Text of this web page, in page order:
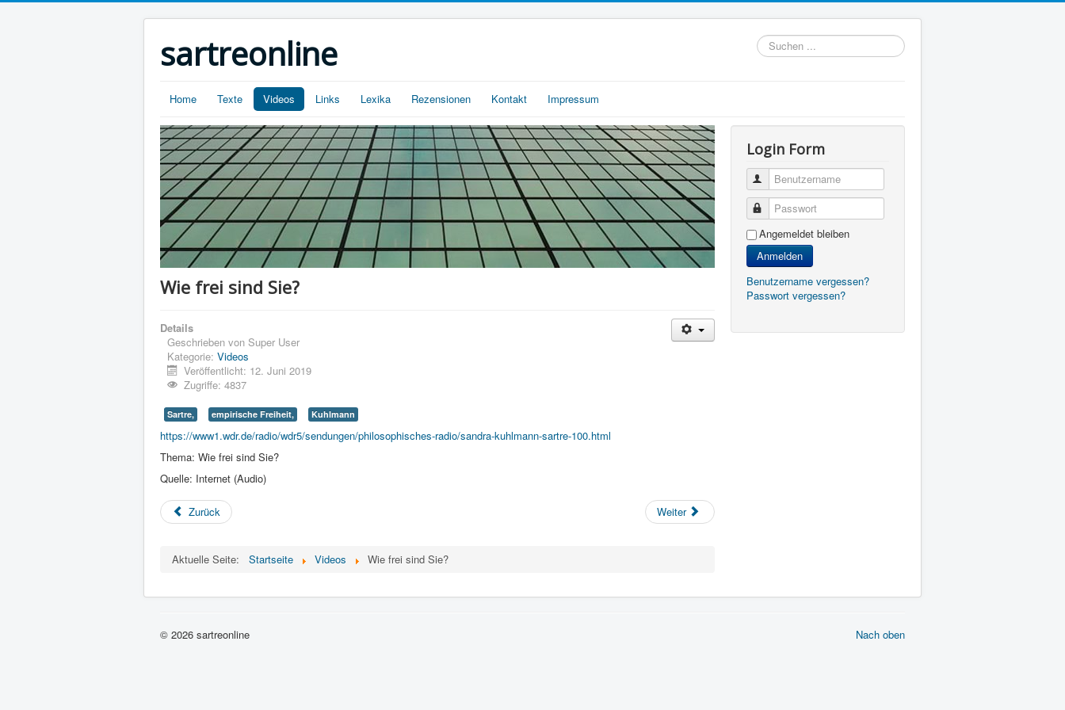
sartreonline
Suchen
...
Home Texte Videos Links Lexika Rezensionen Kontakt Impressum
Wie frei sind Sie?
Details
Geschrieben von Super User
Kategorie: Videos
Veröffentlicht: 12. Juni 2019
Zugriffe: 4837
Sartre, empirische Freiheit, Kuhlmann
https://www1.wdr.de/radio/wdr5/sendungen/philosophisches-radio/sandra-kuhlmann-sartre-100.html
Thema: Wie frei sind Sie?
Quelle: Internet (Audio)
Zurück Weiter
Aktuelle Seite: Startseite Videos Wie frei sind Sie?
Login Form
Benutzername
Passwort
Angemeldet bleiben
Anmelden
Benutzername vergessen?
Passwort vergessen?
Nach oben
© 2026 sartreonline